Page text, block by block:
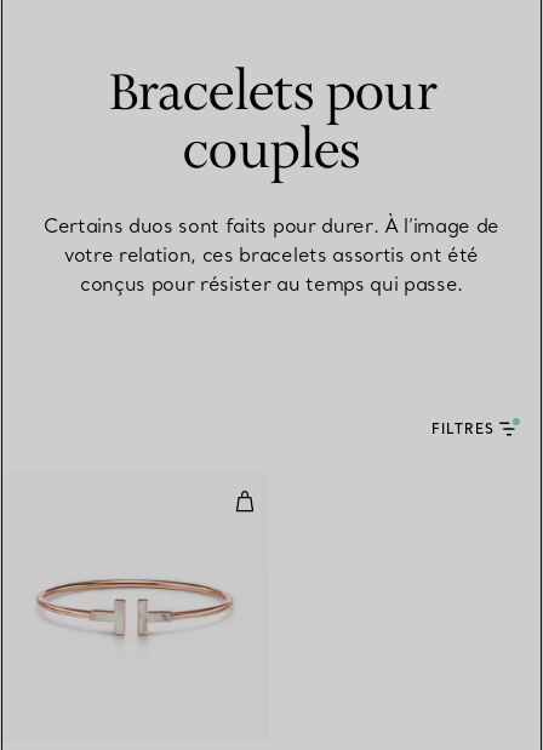
Bracelets pour
couples
Certains duos sont faits pour durer. À l’image de
votre relation, ces bracelets assortis ont été
conçus pour résister au temps qui passe.
FILTRES
Bracelet Wire en or rose 18